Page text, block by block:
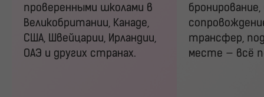
проверенными школами в
Великобритании, Канаде,
США, Швейцарии, Ирландии,
ОАЭ и других странах.
трансфер,
месте — всё